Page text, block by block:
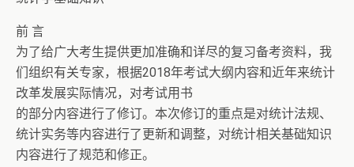
前 言
为了给广大考生提供更加准确和详尽的复习备考资料，我
们组织有关专家，根据2018年考试大纲内容和近年来统计
改革发展实际情况，对考试用书
的部分内容进行了修订。本次修订的重点是对统计法规、
统计实务等内容进行了更新和调整，对统计相关基础知识
内容进行了规范和修正。